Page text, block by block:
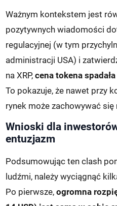
Ważnym kontekstem jest
pozytywnych wiadomości
regulacyjnej (w tym
administracji USA) i
na XRP,cena tokena
To pokazuje, że nawet przy
rynek może zachowywać
Wnioski dla
entuzjazm
Podsumowując ten clash
ludźmi, należy wyciągnąć
Po pierwsze,ogromna